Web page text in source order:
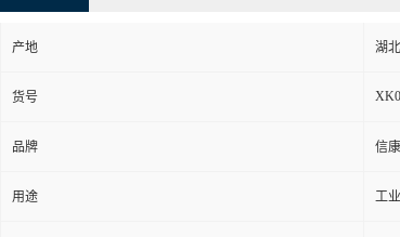
产地 湖北
货号
品牌 信康
用途 工